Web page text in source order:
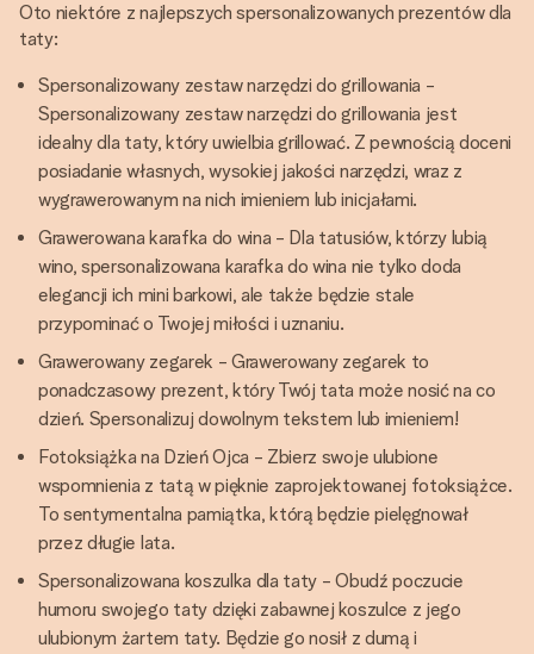
Oto niektóre z najlepszych spersonalizowanych prezentów dla
taty:
Spersonalizowany zestaw narzędzi do grillowania -
Spersonalizowany zestaw narzędzi do grillowania jest
idealny dla taty, który uwielbia grillować. Z pewnością doceni
posiadanie własnych, wysokiej jakości narzędzi, wraz z
wygrawerowanym na nich imieniem lub inicjałami.
Grawerowana karafka do wina - Dla tatusiów, którzy lubią
wino, spersonalizowana karafka do wina nie tylko doda
elegancji ich mini barkowi, ale także będzie stale
przypominać o Twojej miłości i uznaniu.
Grawerowany zegarek - Grawerowany zegarek to
ponadczasowy prezent, który Twój tata może nosić na co
dzień. Spersonalizuj dowolnym tekstem lub imieniem!
Fotoksiążka na Dzień Ojca - Zbierz swoje ulubione
wspomnienia z tatą w pięknie zaprojektowanej fotoksiążce.
To sentymentalna pamiątka, którą będzie pielęgnował
przez długie lata.
Spersonalizowana koszulka dla taty - Obudź poczucie
humoru swojego taty dzięki zabawnej koszulce z jego
ulubionym żartem taty. Będzie go nosił z dumą i